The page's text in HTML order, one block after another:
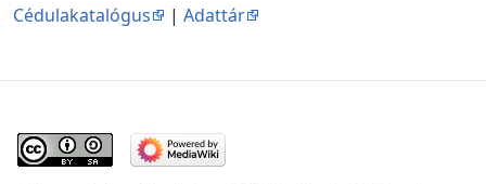
Cédulakatalógus
| Adattár